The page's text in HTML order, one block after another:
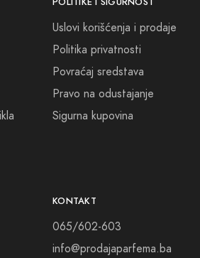
Uslovi korišćenja i prodaje
Politika privatnosti
Povraćaj sredstava
Pravo na odustajanje
Sigurna kupovina
KONTAKT
065/602-603
info@prodajaparfema.ba